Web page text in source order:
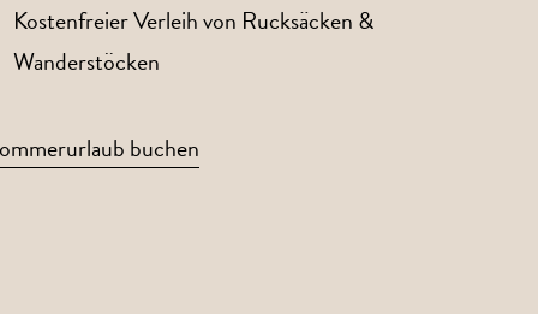
Kostenfreier Verleih von Rucksäcken &
Wanderstöcken
buchen